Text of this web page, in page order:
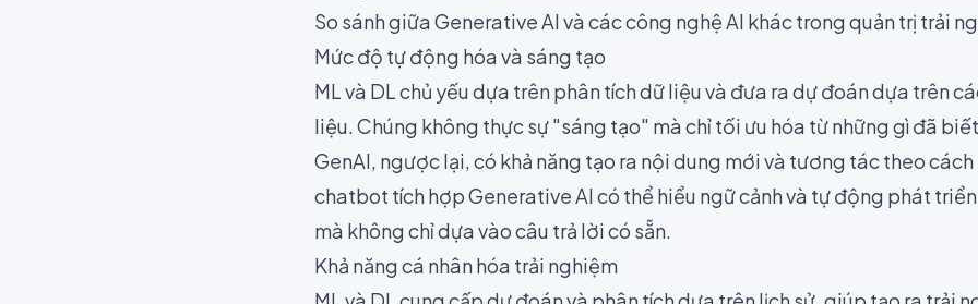
So sánh giữa Generative AI và các công nghệ AI khác trong quản trị trải
Mức độ tự động hóa và sáng tạo
ML và DL chủ yếu dựa trên phân tích dữ liệu và đưa ra dự đoán dựa trên
liệu. Chúng không thực sự "sáng tạo" mà chỉ tối ưu hóa từ những gì đã
GenAI, ngược lại, có khả năng tạo ra nội dung mới và tương tác theo cách
chatbot tích hợp Generative AI có thể hiểu ngữ cảnh và tự động phát
mà không chỉ dựa vào câu trả lời có sẵn.
Khả năng cá nhân hóa trải nghiệm